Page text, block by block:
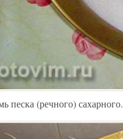
песка (речного) сахарного.